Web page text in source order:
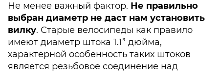
Не менее важный фактор. Не правильно
выбран диаметр не даст нам установить
вилку. Старые велосипеды как правило
имеют диаметр штока 1.1” дюйма,
характерной особенность таких штоков
является резьбовое соединение над